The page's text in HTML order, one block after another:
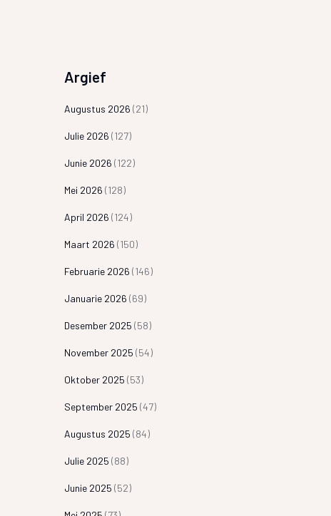
Argief
Augustus 2026 (21)
Julie 2026 (127)
Junie 2026 (122)
Mei 2026 (128)
April 2026 (124)
Maart 2026 (150)
Februarie 2026 (146)
Januarie 2026 (69)
Desember 2025 (58)
November 2025 (54)
Oktober 2025 (53)
September 2025 (47)
Augustus 2025 (84)
Julie 2025 (88)
Junie 2025 (52)